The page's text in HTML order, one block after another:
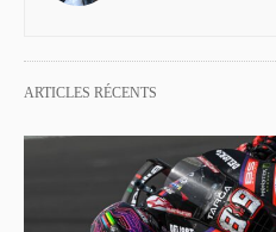
ARTICLES RÉCENTS